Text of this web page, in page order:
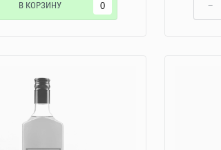
В КОРЗИНУ −